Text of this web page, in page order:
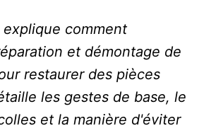
comment
et démontage de
restaurer des pièces
les gestes de base, le
et la manière d'éviter